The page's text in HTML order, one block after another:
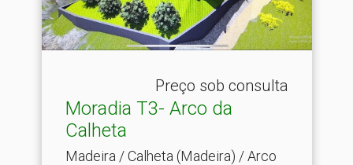
Preço sob consulta
Moradia T3- Arco da
Calheta
Madeira / Calheta (Madeira) / Arco